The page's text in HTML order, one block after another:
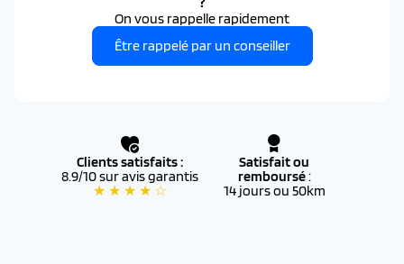
On vous rappelle rapidement
Être rappelé par un conseiller
Clients satisfaits :
8.9/10 sur avis garantis
★ ★ ★ ★ ☆
Satisfait ou
remboursé:
14 jours ou 50km